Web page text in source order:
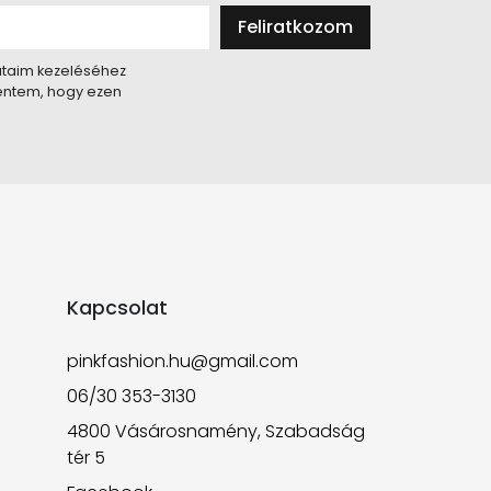
Feliratkozom
kezeléséhez
hogy ezen
Kapcsolat
pinkfashion.hu@gmail.com
06/30 353-3130
4800 Vásárosnamény, Szabadság
tér 5